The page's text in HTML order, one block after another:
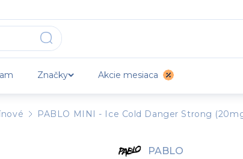
Značky Akcie mesiaca
PABLO MINI - Ice Cold Danger Strong
PABLO